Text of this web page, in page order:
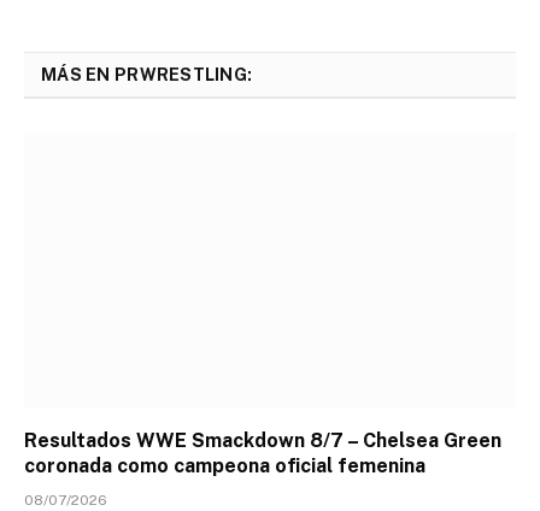
MÁS EN PRWRESTLING:
Resultados WWE Smackdown 8/7 – Chelsea Green
coronada como campeona oficial femenina
08/07/2026